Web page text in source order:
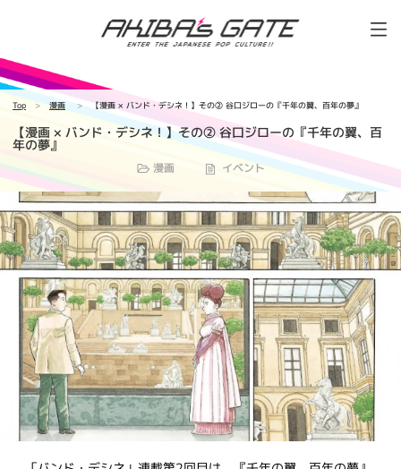
Top 漫画 【漫画 × バンド・デシネ！】その② 谷口ジローの『千年の翼、百年の夢』
【漫画 × バンド・デシネ！】その② 谷口ジローの『千年の翼、百
年の夢』
漫画 イベント